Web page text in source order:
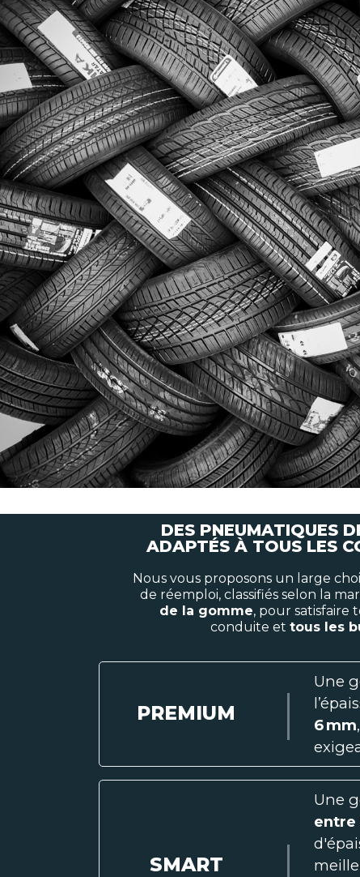
DES PNEUMATIQUES
ADAPTÉS À TOUS LES
Nous vous proposons un large
de réemploi, classifiés selon la
de la gomme, pour satisfaire
conduite ettous les
PREMIUM
Une
6 mm
SMART
Une
entre